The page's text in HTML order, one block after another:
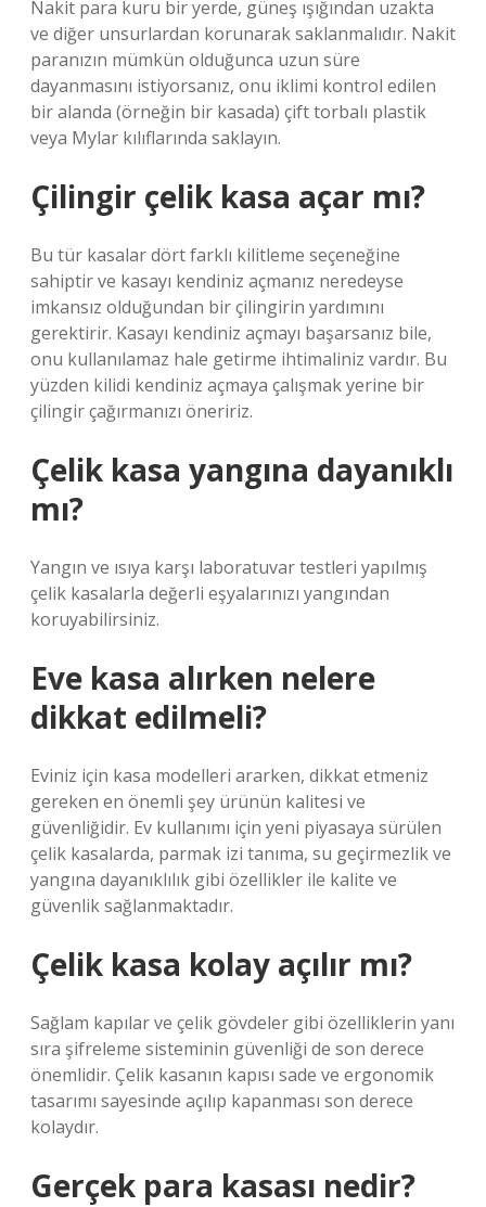
Nakit para kuru bir yerde, güneş ışığından uzakta
ve diğer unsurlardan korunarak saklanmalıdır. Nakit
paranızın mümkün olduğunca uzun süre
dayanmasını istiyorsanız, onu iklimi kontrol edilen
bir alanda (örneğin bir kasada) çift torbalı plastik
veya Mylar kılıflarında saklayın.
Çilingir çelik kasa açar mı?
Bu tür kasalar dört farklı kilitleme seçeneğine
sahiptir ve kasayı kendiniz açmanız neredeyse
imkansız olduğundan bir çilingirin yardımını
gerektirir. Kasayı kendiniz açmayı başarsanız bile,
onu kullanılamaz hale getirme ihtimaliniz vardır. Bu
yüzden kilidi kendiniz açmaya çalışmak yerine bir
çilingir çağırmanızı öneririz.
Çelik kasa yangına dayanıklı
mı?
Yangın ve ısıya karşı laboratuvar testleri yapılmış
çelik kasalarla değerli eşyalarınızı yangından
koruyabilirsiniz.
Eve kasa alırken nelere
dikkat edilmeli?
Eviniz için kasa modelleri ararken, dikkat etmeniz
gereken en önemli şey ürünün kalitesi ve
güvenliğidir. Ev kullanımı için yeni piyasaya sürülen
çelik kasalarda, parmak izi tanıma, su geçirmezlik ve
yangına dayanıklılık gibi özellikler ile kalite ve
güvenlik sağlanmaktadır.
Çelik kasa kolay açılır mı?
Sağlam kapılar ve çelik gövdeler gibi özelliklerin yanı
sıra şifreleme sisteminin güvenliği de son derece
önemlidir. Çelik kasanın kapısı sade ve ergonomik
tasarımı sayesinde açılıp kapanması son derece
kolaydır.
Gerçek para kasası nedir?